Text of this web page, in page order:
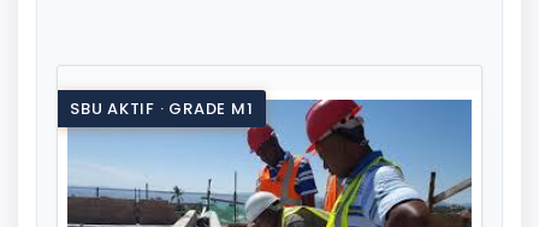
SBU AKTIF · GRADE M1